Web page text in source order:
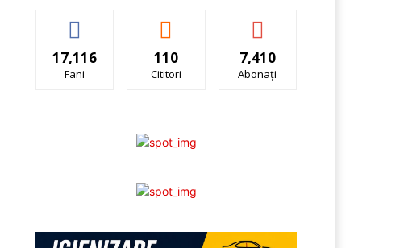
17,116
Fani
110
Cititori
7,410
Abonați